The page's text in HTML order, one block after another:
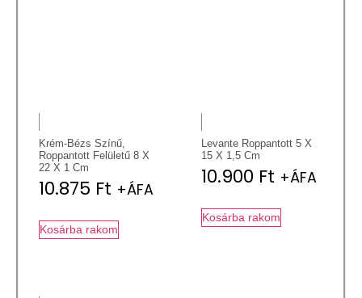
Krém-Bézs Színű,
Roppantott Felületű 8 X
22 X 1 Cm
10.875 Ft +ÁFA
Kosárba rakom
Levante Roppantott 5 X
15 X 1,5 Cm
10.900 Ft +ÁFA
Kosárba rakom